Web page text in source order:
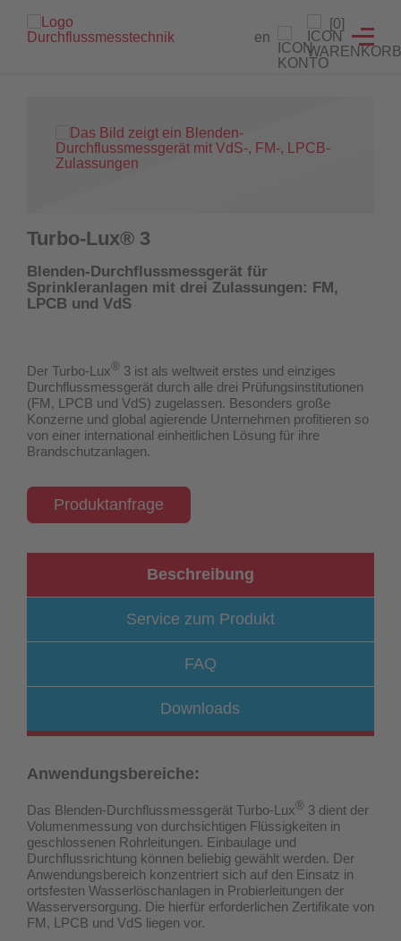
en
[0]
Turbo-Lux® 3
Blenden-Durchflussmessgerät für
Sprinkleranlagen mit drei Zulassungen: FM,
LPCB und VdS
Der Turbo-Lux® 3 ist als weltweit erstes und einziges
Durchflussmessgerät durch alle drei Prüfungsinstitutionen
(FM, LPCB und VdS) zugelassen. Besonders große
Konzerne und global agierende Unternehmen profitieren so
von einer international einheitlichen Lösung für ihre
Brandschutzanlagen.
Produktanfrage
Beschreibung
Service zum Produkt
FAQ
Downloads
Anwendungsbereiche:
Das Blenden-Durchflussmessgerät Turbo-Lux® 3 dient der
Volumenmessung von durchsichtigen Flüssigkeiten in
geschlossenen Rohrleitungen. Einbaulage und
Durchflussrichtung können beliebig gewählt werden. Der
Anwendungsbereich konzentriert sich auf den Einsatz in
ortsfesten Wasserlöschanlagen in Probierleitungen der
Wasserversorgung. Die hierfür erforderlichen Zertifikate von
FM, LPCB und VdS liegen vor.
Hydrantenprüfgerät Löschwasserversorgung
Wandhydrantenprüfgerät
Durchflussmessgeräte für Sprinkleranlagen
Hydrantenprüfgeräte für die Löschwasserversorgung
UW3 Serie Überwachungsschalter
Maschinistenausbildung
Wartung und Reparatur
Zertifikatsgenerator